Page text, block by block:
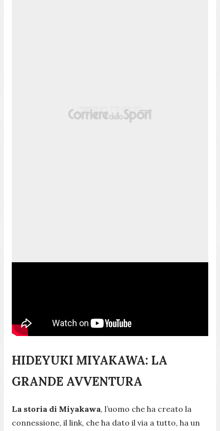
HIDEYUKI MIYAKAWA: LA
GRANDE AVVENTURA
La storia di Miyakawa, l’uomo che ha creato la
connessione, il link, che ha dato il via a tutto, ha un